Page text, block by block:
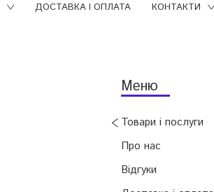
ДОСТАВКА І ОПЛАТА КОНТАКТИ
Товари і послуги
Про нас
Відгуки